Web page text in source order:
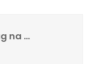
na …